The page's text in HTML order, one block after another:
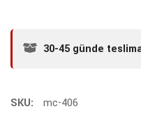
30-45 günde
SKU:
mc-406